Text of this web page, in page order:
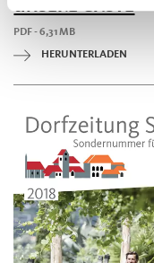
PDF - 6,31 MB
HERUNTERLADEN